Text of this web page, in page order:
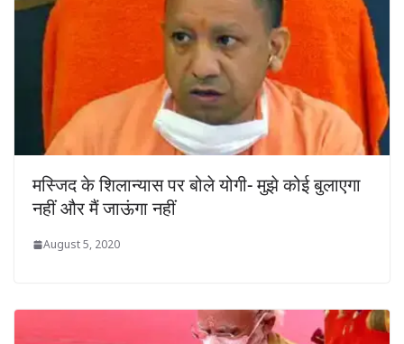
मस्जिद के शिलान्यास पर बोले योगी- मुझे कोई बुलाएगा
नहीं और मैं जाऊंगा नहीं
August 5, 2020